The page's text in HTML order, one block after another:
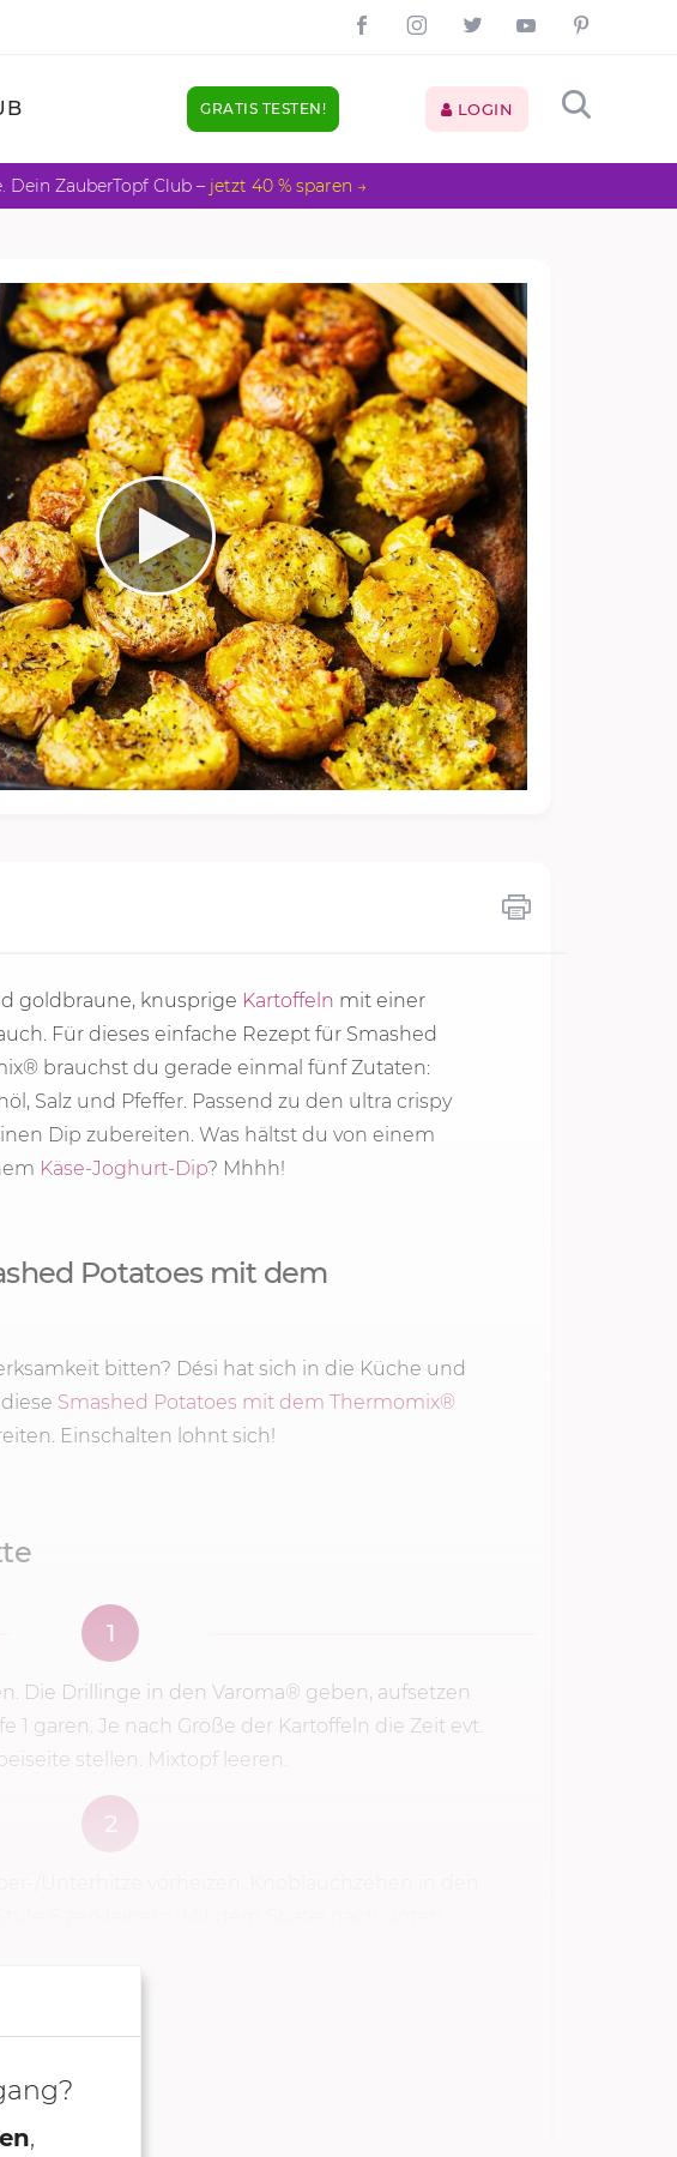
GRATIS TESTEN! LOGIN
ZauberTopf Club – jetzt 40 % sparen →
goldbraune, knusprige Kartoffeln mit einer
Für dieses einfache Rezept für Smashed
brauchst du gerade einmal fünf Zutaten:
Salz und Pfeffer. Passend zu den ultra crispy
Dip zubereiten. Was hältst du von einem
Käse-Joghurt-Dip? Mhhh!
Potatoes mit dem
bitten? Dési hat sich in die Küche und
Smashed Potatoes mit dem Thermomix®
Einschalten lohnt sich!
1
Die Drillinge in den Varoma® geben, aufsetzen
1 garen. Je nach Größe der Kartoffeln die Zeit evt.
stellen. Mixtopf leeren.
2
,